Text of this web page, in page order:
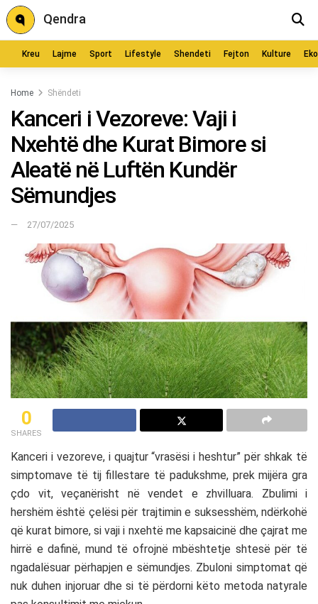
Qendra
Kreu Lajme Sport Lifestyle Shendeti Fejton Kulture
Home Shëndeti
Kanceri i Vezoreve: Vaji i
Nxehtë dhe Kurat Bimore si
Aleatë në Luftën Kundër
Sëmundjes
27/07/2025
0
SHARES
Kanceri i vezoreve, i quajtur “vrasësi i heshtur” për shkak të
simptomave të tij fillestare të padukshme, prek mijëra gra
çdo vit, veçanërisht në vendet e zhvilluara. Zbulimi i
hershëm është çelësi për trajtimin e suksesshëm, ndërkohë
që kurat bimore, si vaji i nxehtë me kapsaicinë dhe çajrat me
hirrë e dafinë, mund të ofrojnë mbështetje shtesë për të
ngadalësuar përhapjen e sëmundjes. Zbuloni simptomat që
nuk duhen injoruar dhe si të përdorni këto metoda natyrale